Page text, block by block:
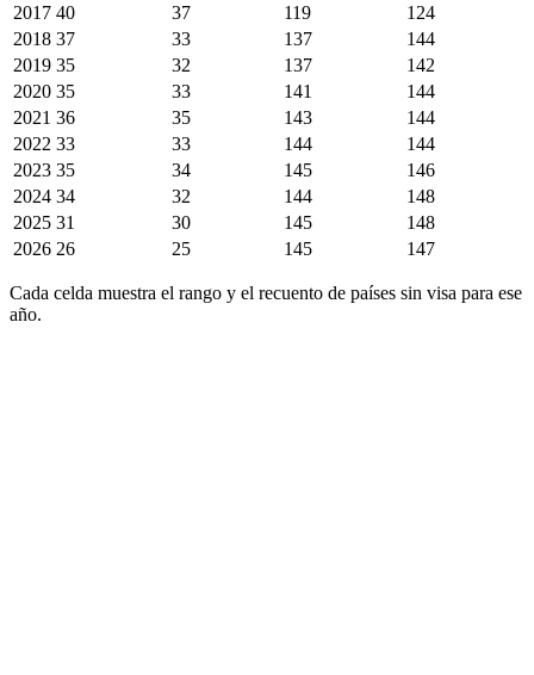
2017 40 37 119
124
2018 37 33 137
144
2019 35 32 137
142
2020 35 33 141
144
2021 36 35 143
144
2022 33 33 144
144
2023 35 34 145
146
2024 34 32 144
148
2025 31 30 145
148
2026 26 25 145 147
Cada celda muestra el rango y el recuento de países sin visa para ese
año.